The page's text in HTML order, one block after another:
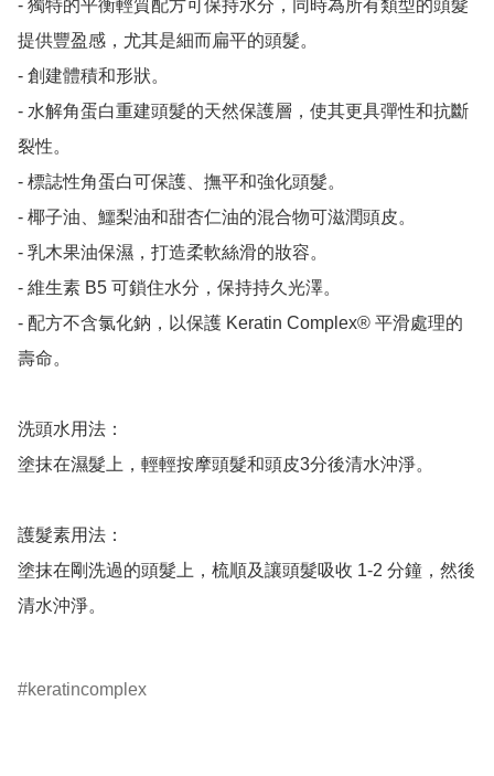
- 獨特的平衡輕質配方可保持水分，同時為所有類型的頭髮
提供豐盈感，尤其是細而扁平的頭髮。
- 創建體積和形狀。
- 水解角蛋白重建頭髮的天然保護層，使其更具彈性和抗斷
裂性。
- 標誌性角蛋白可保護、撫平和強化頭髮。
- 椰子油、鱷梨油和甜杏仁油的混合物可滋潤頭皮。
- 乳木果油保濕，打造柔軟絲滑的妝容。
- 維生素 B5 可鎖住水分，保持持久光澤。
- 配方不含氯化鈉，以保護 Keratin Complex® 平滑處理的
壽命。
洗頭水用法：
塗抹在濕髮上，輕輕按摩頭髮和頭皮3分後清水沖淨。
護髮素用法：
塗抹在剛洗過的頭髮上，梳順及讓頭髮吸收 1-2 分鐘，然後
清水沖淨。
keratincomplex